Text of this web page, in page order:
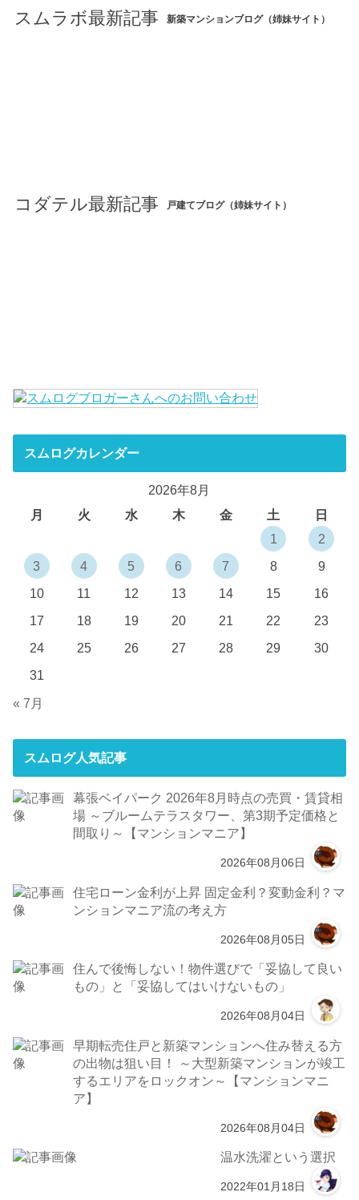
スムラボ最新記事 新築マンションブログ（姉妹サイト）
コダテル最新記事 戸建てブログ（姉妹サイト）
スムログカレンダー
2026年8月
月
火 水 木 金 土
日
1
2
3
4 5 6 7 8
9
10
11 12 13 14 15
16
17
18 19 20 21 22
23
24
25 26 27 28 29
30
31
« 7月
スムログ人気記事
幕張ベイパーク 2026年8月時点の売買・賃貸相
場 ～ブルームテラスタワー、第3期予定価格と
間取り～【マンションマニア】
2026年08月06日
住宅ローン金利が上昇 固定金利？変動金利？マ
ンションマニア流の考え方
2026年08月05日
住んで後悔しない！物件選びで「妥協して良い
もの」と「妥協してはいけないもの」
2026年08月04日
早期転売住戸と新築マンションへ住み替える方
の出物は狙い目！ ～大型新築マンションが竣工
するエリアをロックオン～【マンションマニ
ア】
2026年08月04日
温水洗濯という選択
2022年01月18日